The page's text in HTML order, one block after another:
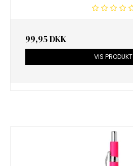
99,95 DKK
VIS PRODUKT